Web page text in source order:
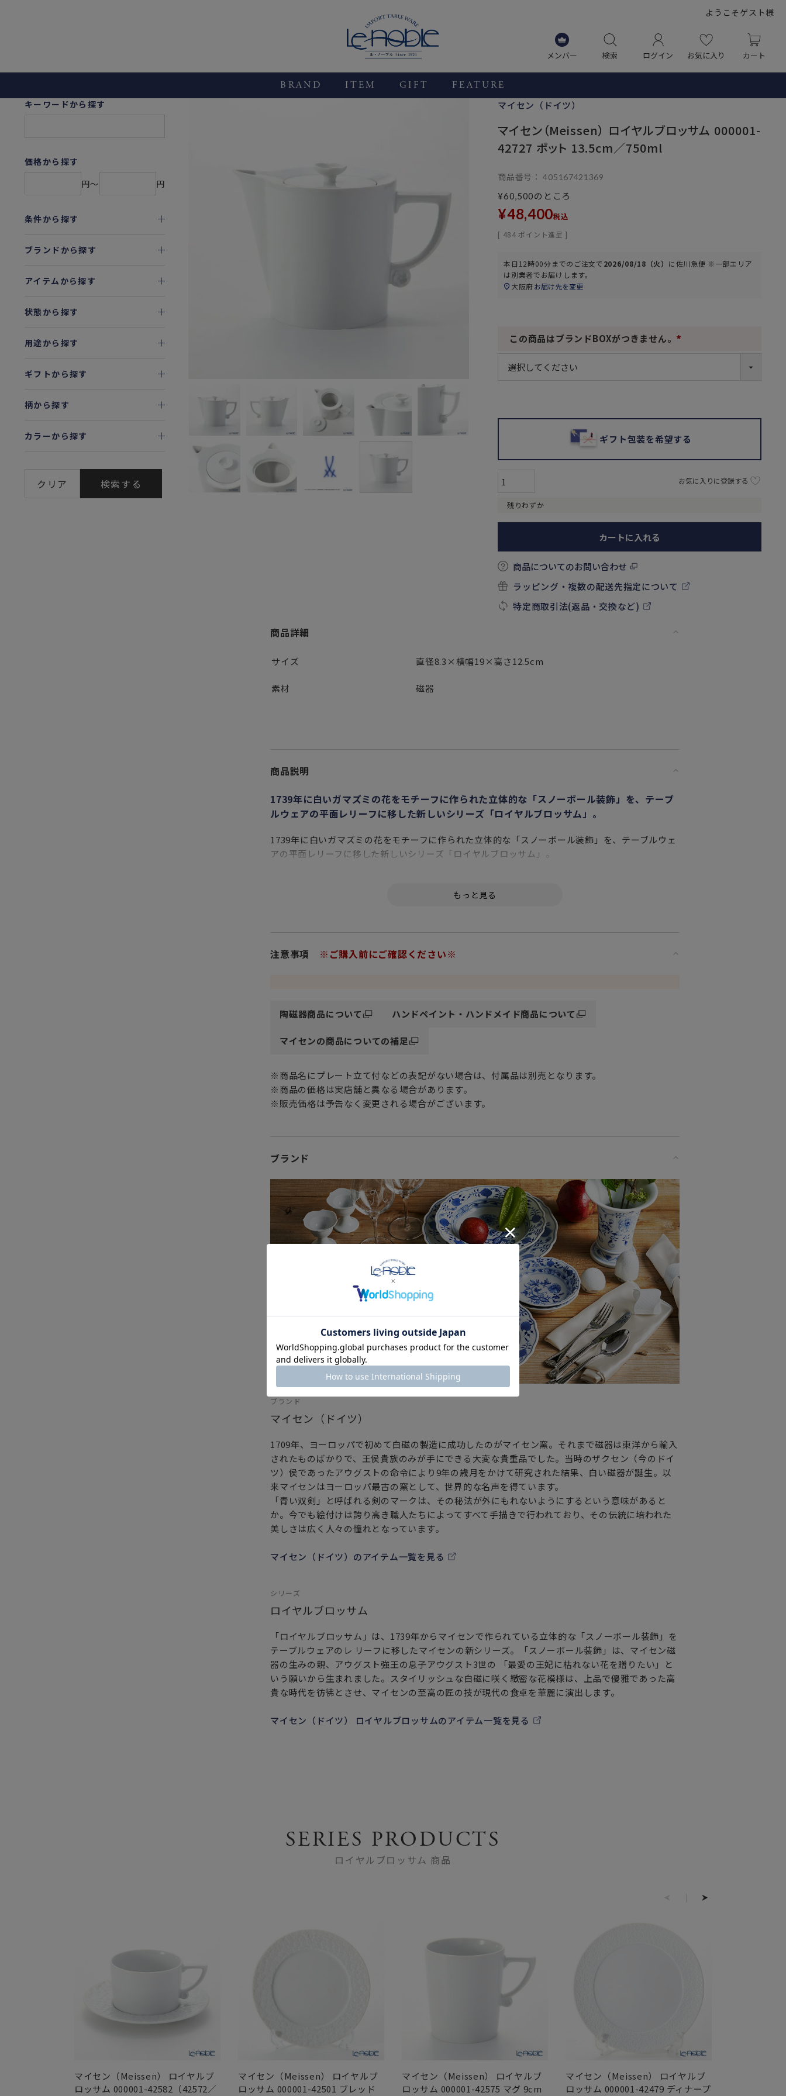
ようこそゲスト様
メンバー 検索 ログイン お気に入り カート
BRAND ITEM GIFT FEATURE
キーワードから探す
価格から探す
円〜
円
条件から探す
ブランドから探す
アイテムから探す
状態から探す
用途から探す
ギフトから探す
柄から探す
カラーから探す
クリア 検索する
マイセン（ドイツ）
マイセン（Meissen） ロイヤルブロッサム 000001-
42727 ポット 13.5cm／750ml
商品番号 405167421369
¥60,500のところ
¥48,400税込
[ 484 ポイント進呈 ]
本日 12時00分までのご注文で2026/08/18（火） に佐川急便 ※一部エリア
は別業者でお届けします。
大阪府お届け先を変更
この商品はブランドBOXがつきません。
ギフト包装を希望する
残りわずか
お気に入りに登録する
カートに入れる
商品についてのお問い合わせ
ラッピング・複数の配送先指定について
特定商取引法(返品・交換など)
商品詳細
サイズ 直径8.3×横幅19×高さ12.5cm
素材 磁器
商品説明
1739年に白いガマズミの花をモチーフに作られた立体的な「スノーボール装飾」を、テーブ
ルウェアの平面レリーフに移した新しいシリーズ「ロイヤルブロッサム」。
1739年に白いガマズミの花をモチーフに作られた立体的な「スノーボール装飾」を、テーブルウェ
アの平面レリーフに移した新しいシリーズ「ロイヤルブロッサム」。
の息子、アウグスト3世が最愛の王妃、マリア・ヨゼファへ「枯れない花を贈りたい」という強い
スタイリッシュな白磁に咲く緻密な花模様は、上品で優雅であった高貴な時代を彷彿とさせ、マイ
注意事項 ※ご購入前にご確認ください※
陶磁器商品について ハンドペイント・ハンドメイド商品について
マイセンの商品についての補足
※商品名にプレート立て付などの表記がない場合は、付属品は別売となります。
※商品の価格は実店舗と異なる場合があります。
※販売価格は予告なく変更される場合がございます。
ブランド
ブランド
マイセン（ドイツ）
1709年、ヨーロッパで初めて白磁の製造に成功したのがマイセン窯。それまで磁器は東洋から輸入
されたものばかりで、王侯貴族のみが手にできる大変な貴重品でした。当時のザクセン（今のドイ
ツ）侯であったアウグストの命令により9年の歳月をかけて研究された結果、白い磁器が誕生。以
来マイセンはヨーロッパ最古の窯として、世界的な名声を得ています。
「青い双剣」と呼ばれる剣のマークは、その秘法が外にもれないようにするという意味があると
か。今でも絵付けは誇り高き職人たちによってすべて手描きで行われており、その伝統に培われた
美しさは広く人々の憧れとなっています。
マイセン（ドイツ）のアイテム一覧を見る
シリーズ
ロイヤルブロッサム
「ロイヤルブロッサム」は、1739年からマイセンで作られている立体的な「スノーボール装飾」を
テーブルウェアのレ リーフに移したマイセンの新シリーズ。「スノーボール装飾」は、マイセン磁
器の生みの親、アウグスト強王の息子アウグスト3世の 「最愛の王妃に枯れない花を贈りたい」と
いう願いから生まれました。スタイリッシュな白磁に咲く緻密な花模様は、上品で優雅であった高
貴な時代を彷彿とさせ、マイセンの至高の匠の技が現代の食卓を華麗に演出します。
マイセン（ドイツ） ロイヤルブロッサムのアイテム一覧を見る
SERIES PRODUCTS
ロイヤルブロッサム 商品
マイセン（Meissen） ロイヤルブ
ロッサム 000001-42582（42572／
マイセン（Meissen） ロイヤルブ
ロッサム 000001-42501 ブレッド
マイセン（Meissen） ロイヤルブ
ロッサム 000001-42575 マグ 9cm
マイセン（Meissen） ロイヤルブ
ロッサム 000001-42479 ディナープ